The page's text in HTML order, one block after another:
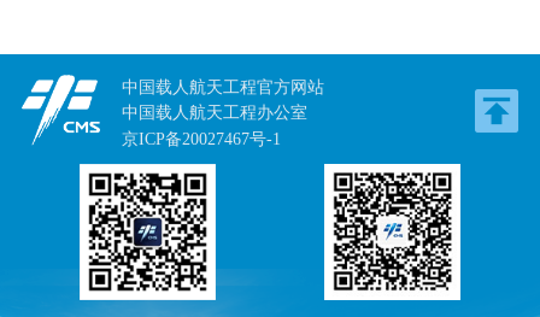
中国载人航天工程官方网站
中国载人航天工程办公室
京ICP备20027467号-1